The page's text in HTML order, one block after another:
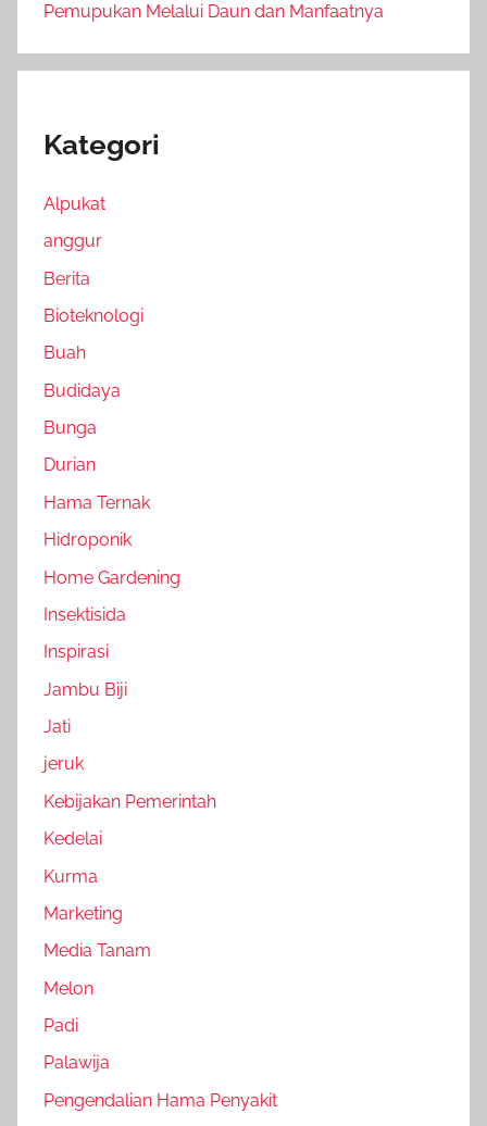
Pemupukan Melalui Daun dan Manfaatnya
Kategori
Alpukat
anggur
Berita
Bioteknologi
Buah
Budidaya
Bunga
Durian
Hama Ternak
Hidroponik
Home Gardening
Insektisida
Inspirasi
Jambu Biji
Jati
jeruk
Kebijakan Pemerintah
Kedelai
Kurma
Marketing
Media Tanam
Melon
Padi
Palawija
Pengendalian Hama Penyakit